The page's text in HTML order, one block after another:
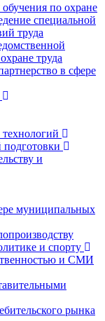
по охране
специальной
труда
труда
в сфере
и
муниципальных
и спорту
и СМИ
рынка